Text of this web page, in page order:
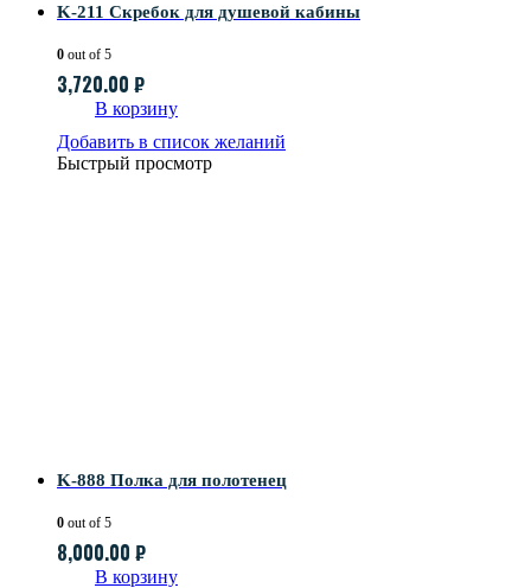
K-211 Скребок для душевой кабины
0 out of 5
3,720.00 ₽
В корзину
Добавить в список желаний
Быстрый просмотр
K-888 Полка для полотенец
0 out of 5
8,000.00 ₽
В корзину